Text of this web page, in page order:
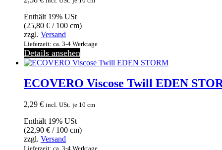
Enthält 19% USt
(25,80 € / 100 cm)
zzgl. Versand
Lieferzeit: ca. 3-4 Werktage
Details ansehen
ECOVERO Viscose Twill EDEN
2,29 € incl. USt. je 10 cm
Enthält 19% USt
(22,90 € / 100 cm)
zzgl. Versand
Lieferzeit: ca. 3-4 Werktage